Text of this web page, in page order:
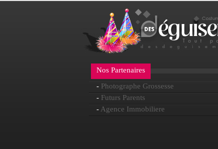
Nos Partenaires
- Photographe Grossesse
- Futurs Parents
- Agence Immobiliere